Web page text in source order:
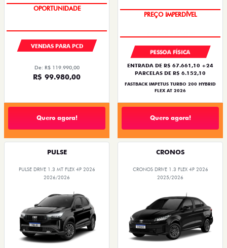
OPORTUNIDADE
VENDAS PARA PCD
De: R$ 119.990,00
R$ 99.980,00
Quero agora!
PREÇO IMPERDÍVEL
PESSOA FÍSICA
ENTRADA DE R$ 67.661,10 +24
PARCELAS DE R$ 6.152,10
FASTBACK IMPETUS TURBO 200 HYBRID
FLEX AT 2026
Quero agora!
PULSE
PULSE DRIVE 1.3 MT FLEX 4P 2026
2026/2026
CRONOS
CRONOS DRIVE 1.3 FLEX 4P 2026
2025/2026